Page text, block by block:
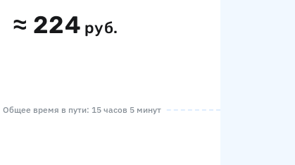
≈ 224 руб.
Общее время в пути: 15 часов 5 минут